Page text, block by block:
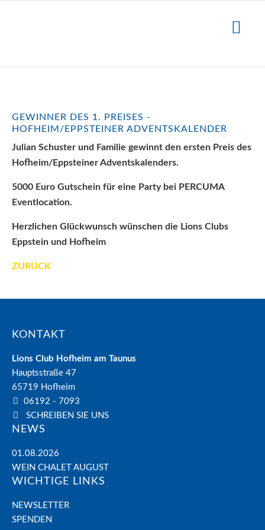
GEWINNER DES 1. PREISES -
HOFHEIM/EPPSTEINER ADVENTSKALENDER
Julian Schuster und Familie gewinnt den ersten Preis des
Hofheim/Eppsteiner Adventskalenders.
5000 Euro Gutschein für eine Party bei PERCUMA
Eventlocation.
Herzlichen Glückwunsch wünschen die Lions Clubs
Eppstein und Hofheim
ZURÜCK
KONTAKT
Lions Club Hofheim am Taunus
Hauptsstraße 47
65719 Hofheim
06192 - 7093
SCHREIBEN SIE UNS
NEWS
01.08.2026
WEIN CHALET AUGUST
WICHTIGE LINKS
NEWSLETTER
SPENDEN